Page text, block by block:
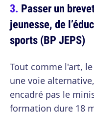
Passer un
jeunesse, de
sports (BP JEPS)
Tout comme l'art,
une voie
encadré pas le
formation dure 18